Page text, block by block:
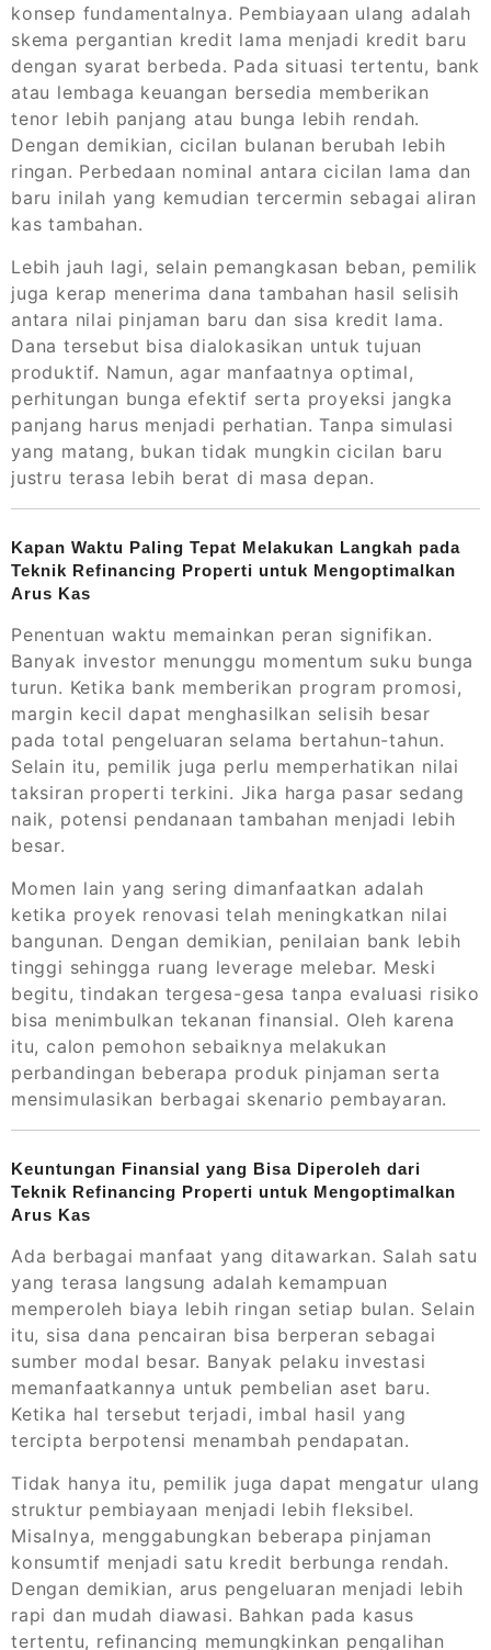
konsep fundamentalnya. Pembiayaan ulang adalah
skema pergantian kredit lama menjadi kredit baru
dengan syarat berbeda. Pada situasi tertentu, bank
atau lembaga keuangan bersedia memberikan
tenor lebih panjang atau bunga lebih rendah.
Dengan demikian, cicilan bulanan berubah lebih
ringan. Perbedaan nominal antara cicilan lama dan
baru inilah yang kemudian tercermin sebagai aliran
kas tambahan.
Lebih jauh lagi, selain pemangkasan beban, pemilik
juga kerap menerima dana tambahan hasil selisih
antara nilai pinjaman baru dan sisa kredit lama.
Dana tersebut bisa dialokasikan untuk tujuan
produktif. Namun, agar manfaatnya optimal,
perhitungan bunga efektif serta proyeksi jangka
panjang harus menjadi perhatian. Tanpa simulasi
yang matang, bukan tidak mungkin cicilan baru
justru terasa lebih berat di masa depan.
Kapan Waktu Paling Tepat Melakukan Langkah pada
Teknik Refinancing Properti untuk Mengoptimalkan
Arus Kas
Penentuan waktu memainkan peran signifikan.
Banyak investor menunggu momentum suku bunga
turun. Ketika bank memberikan program promosi,
margin kecil dapat menghasilkan selisih besar
pada total pengeluaran selama bertahun-tahun.
Selain itu, pemilik juga perlu memperhatikan nilai
taksiran properti terkini. Jika harga pasar sedang
naik, potensi pendanaan tambahan menjadi lebih
besar.
Momen lain yang sering dimanfaatkan adalah
ketika proyek renovasi telah meningkatkan nilai
bangunan. Dengan demikian, penilaian bank lebih
tinggi sehingga ruang leverage melebar. Meski
begitu, tindakan tergesa-gesa tanpa evaluasi risiko
bisa menimbulkan tekanan finansial. Oleh karena
itu, calon pemohon sebaiknya melakukan
perbandingan beberapa produk pinjaman serta
mensimulasikan berbagai skenario pembayaran.
Keuntungan Finansial yang Bisa Diperoleh dari
Teknik Refinancing Properti untuk Mengoptimalkan
Arus Kas
Ada berbagai manfaat yang ditawarkan. Salah satu
yang terasa langsung adalah kemampuan
memperoleh biaya lebih ringan setiap bulan. Selain
itu, sisa dana pencairan bisa berperan sebagai
sumber modal besar. Banyak pelaku investasi
memanfaatkannya untuk pembelian aset baru.
Ketika hal tersebut terjadi, imbal hasil yang
tercipta berpotensi menambah pendapatan.
Tidak hanya itu, pemilik juga dapat mengatur ulang
struktur pembiayaan menjadi lebih fleksibel.
Misalnya, menggabungkan beberapa pinjaman
konsumtif menjadi satu kredit berbunga rendah.
Dengan demikian, arus pengeluaran menjadi lebih
rapi dan mudah diawasi. Bahkan pada kasus
tertentu, refinancing memungkinkan pengalihan